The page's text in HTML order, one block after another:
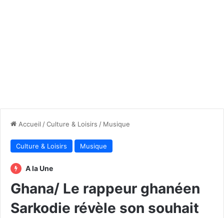
Accueil /Culture & Loisirs / Musique
Culture & Loisirs Musique
A la Une
Ghana/ Le rappeur ghanéen
Sarkodie révèle son souhait